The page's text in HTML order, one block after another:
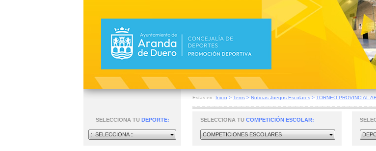
Estas en: Inicio > Tenis > Noticias Juegos Escolares > TORNEO PROVINCIAL
SELECCIONA TU DEPORTE:
:: SELECCIONA ::
SELECCIONA TU COMPETICIÓN ESCOLAR:
COMPETICIONES ESCOLARES